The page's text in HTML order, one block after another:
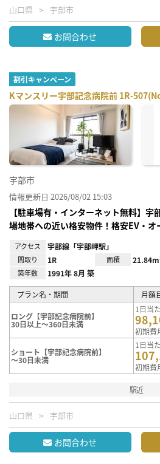
山口県 宇部市
お問合わせ
割引キャンペーン
Kマンスリー宇部記念病院前 1R-
宇部市
情報更新日 2026/08/02 15:03
【駐車場有・インターネット無料】
場地帯への近い格安物件！格安EV・
アクセス 宇部線「宇部岬駅」
間取り 1R 面積
築年数 1991年 8月 築
プラン名・期間 月額
ロング【宇部記念病院前】
30日以上～360日未満
1日当
初期費
ショート【宇部記念病院前】
～30日未満
1日当
初期費
駅近
山口県 宇部市
お問合わせ